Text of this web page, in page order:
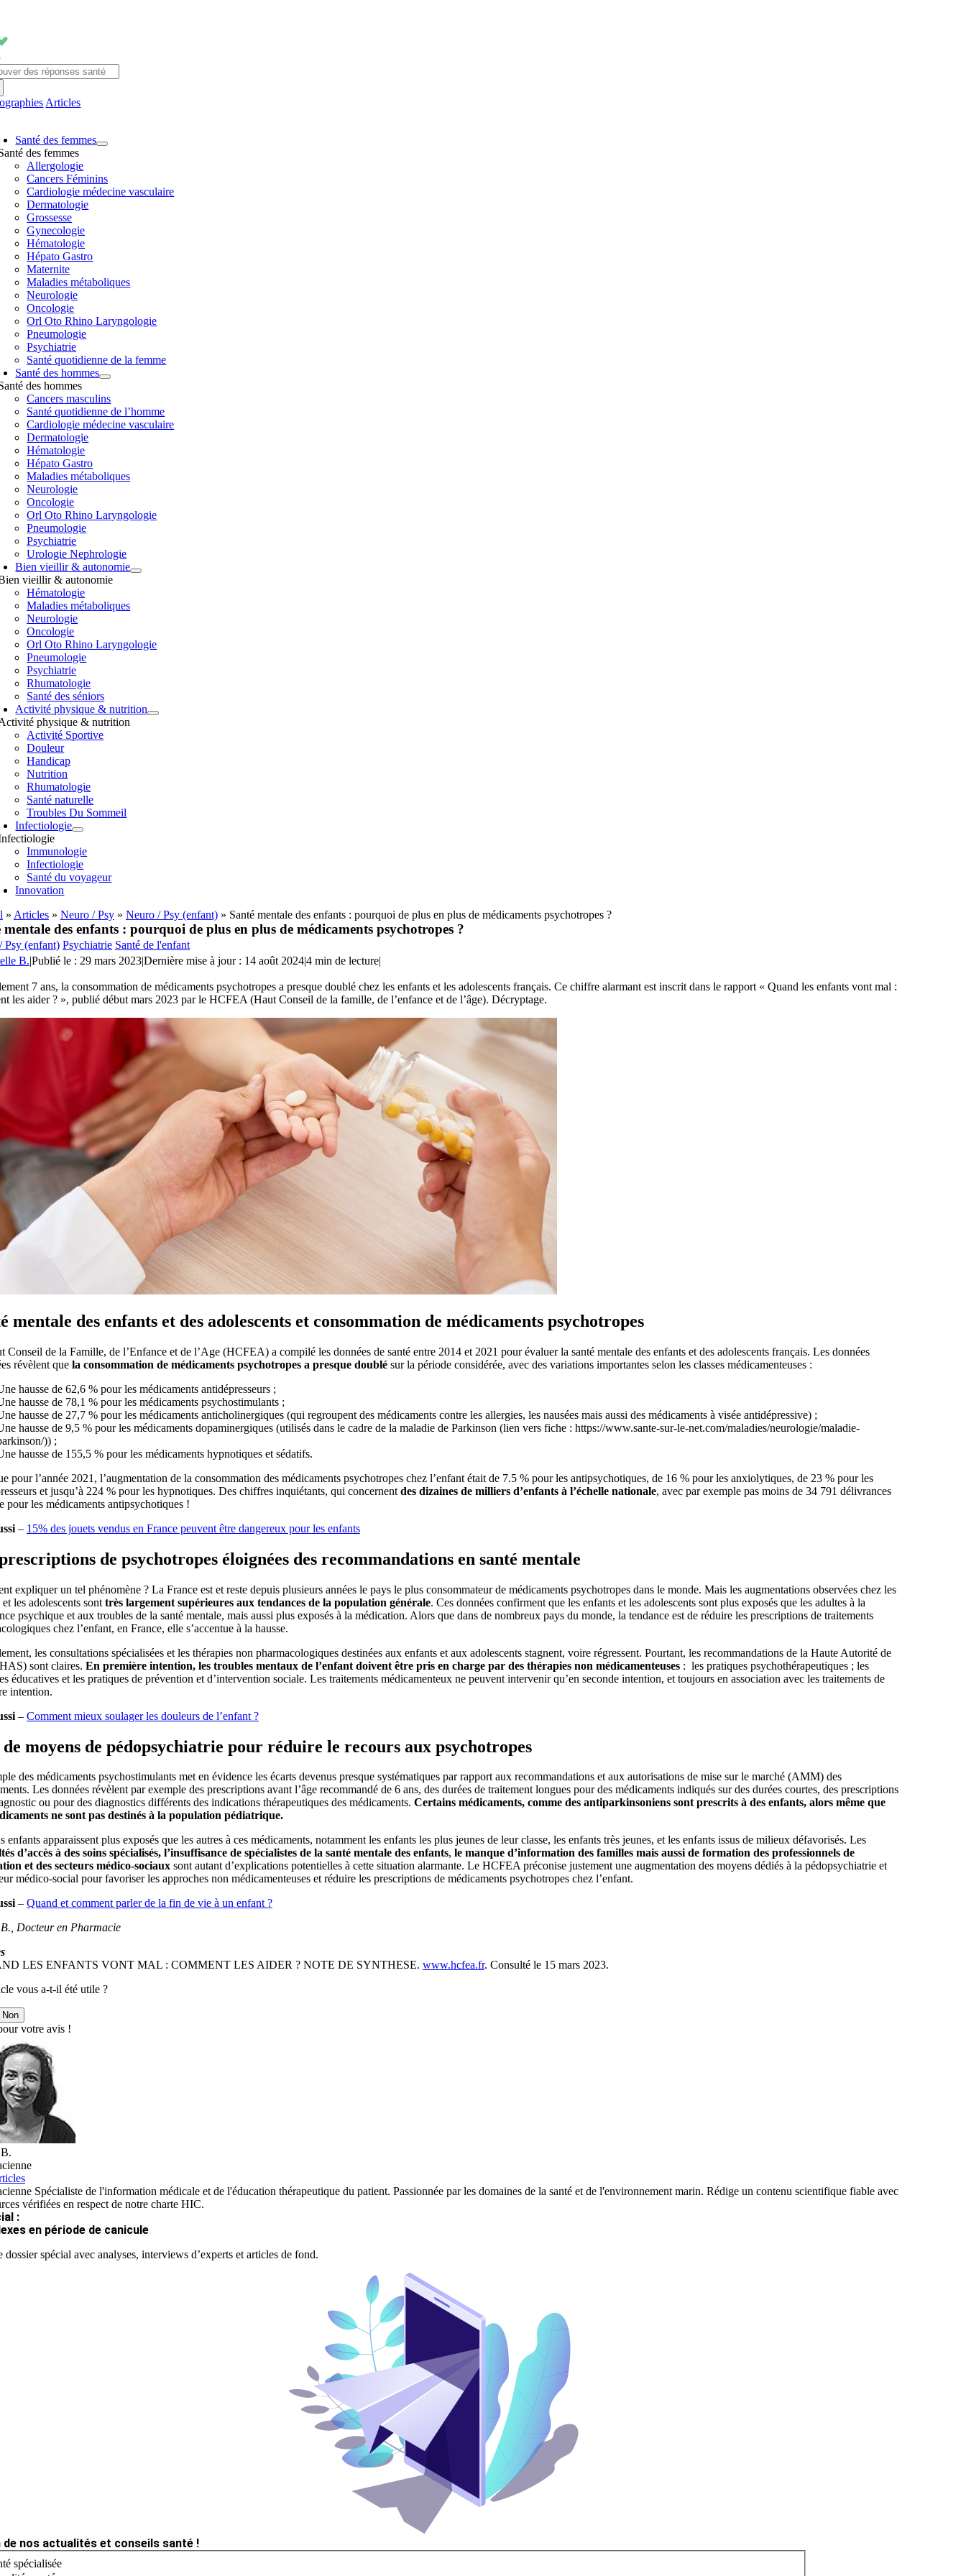
contenu
Articles
Santé des femmes
des femmes
Allergologie
Cancers Féminins
Cardiologie médecine vasculaire
Dermatologie
Grossesse
Gynecologie
Hématologie
Hépato Gastro
Maternite
Maladies métaboliques
Neurologie
Oncologie
Orl Oto Rhino Laryngologie
Pneumologie
Psychiatrie
Santé quotidienne de la femme
Santé des hommes
des hommes
Cancers masculins
Santé quotidienne de l’homme
Cardiologie médecine vasculaire
Dermatologie
Hématologie
Hépato Gastro
Maladies métaboliques
Neurologie
Oncologie
Orl Oto Rhino Laryngologie
Pneumologie
Psychiatrie
Urologie Nephrologie
Bien vieillir & autonomie
vieillir & autonomie
Hématologie
Maladies métaboliques
Neurologie
Oncologie
Orl Oto Rhino Laryngologie
Pneumologie
Psychiatrie
Rhumatologie
Santé des séniors
Activité physique & nutrition
physique & nutrition
Activité Sportive
Douleur
Handicap
Nutrition
Rhumatologie
Santé naturelle
Troubles Du Sommeil
Infectiologie
Immunologie
Infectiologie
Santé du voyageur
Innovation
» Articles» Neuro / Psy» Neuro / Psy (enfant)» Santé mentale des enfants : pourquoi de plus en plus de médicaments psychotropes ?
mentale des enfants : pourquoi de plus en plus de médicaments psychotropes ?
Psy (enfant) Psychiatrie Santé de l'enfant
B.|Publié le : 29 mars 2023|Dernière mise à jour : 14 août 2024|4 min de lecture|
7 ans, la consommation de médicaments psychotropes a presque doublé chez les enfants et les adolescents français. Ce chiffre alarmant est inscrit dans le rapport « Quand les enfants vont mal :
les aider ? », publié début mars 2023 par le HCFEA (Haut Conseil de la famille, de l’enfance et de l’âge). Décryptage.
mentale des enfants et des adolescents et consommation de médicaments psychotropes
Conseil de la Famille, de l’Enfance et de l’Age (HCFEA) a compilé les données de santé entre 2014 et 2021 pour évaluer la santé mentale des enfants et des adolescents français. Les données
révèlent que la consommation de médicaments psychotropes a presque doublésur la période considérée, avec des variations importantes selon les classes médicamenteuses :
hausse de 62,6 % pour les médicaments antidépresseurs ;
hausse de 78,1 % pour les médicaments psychostimulants ;
hausse de 27,7 % pour les médicaments anticholinergiques (qui regroupent des médicaments contre les allergies, les nausées mais aussi des médicaments à visée antidépressive) ;
hausse de 9,5 % pour les médicaments dopaminergiques (utilisés dans le cadre de la maladie de Parkinson (lien vers fiche : https://www.sante-sur-le-net.com/maladies/neurologie/maladie-
)) ;
hausse de 155,5 % pour les médicaments hypnotiques et sédatifs.
pour l’année 2021, l’augmentation de la consommation des médicaments psychotropes chez l’enfant était de 7.5 % pour les antipsychotiques, de 16 % pour les anxiolytiques, de 23 % pour les
et jusqu’à 224 % pour les hypnotiques. Des chiffres inquiétants, qui concernent des dizaines de milliers d’enfants à l’échelle nationale, avec par exemple pas moins de 34 791 délivrances
pour les médicaments antipsychotiques !
– 15% des jouets vendus en France peuvent être dangereux pour les enfants
de psychotropes éloignées des recommandations en santé mentale
expliquer un tel phénomène ? La France est et reste depuis plusieurs années le pays le plus consommateur de médicaments psychotropes dans le monde. Mais les augmentations observées chez les
les adolescents sont très largement supérieures aux tendances de la population générale. Ces données confirment que les enfants et les adolescents sont plus exposés que les adultes à la
psychique et aux troubles de la santé mentale, mais aussi plus exposés à la médication. Alors que dans de nombreux pays du monde, la tendance est de réduire les prescriptions de traitements
chez l’enfant, en France, elle s’accentue à la hausse.
les consultations spécialisées et les thérapies non pharmacologiques destinées aux enfants et aux adolescents stagnent, voire régressent. Pourtant, les recommandations de la Haute Autorité de
sont claires. En première intention, les troubles mentaux de l’enfant doivent être pris en charge par des thérapies non médicamenteuses: les pratiques psychothérapeutiques ; les
éducatives et les pratiques de prévention et d’intervention sociale. Les traitements médicamenteux ne peuvent intervenir qu’en seconde intention, et toujours en association avec les traitements de
intention.
– Comment mieux soulager les douleurs de l’enfant ?
de moyens de pédopsychiatrie pour réduire le recours aux psychotropes
des médicaments psychostimulants met en évidence les écarts devenus presque systématiques par rapport aux recommandations et aux autorisations de mise sur le marché (AMM) des
Les données révèlent par exemple des prescriptions avant l’âge recommandé de 6 ans, des durées de traitement longues pour des médicaments indiqués sur des durées courtes, des prescriptions
ou pour des diagnostics différents des indications thérapeutiques des médicaments. Certains médicaments, comme des antiparkinsoniens sont prescrits à des enfants, alors même que
ne sont pas destinés à la population pédiatrique.
enfants apparaissent plus exposés que les autres à ces médicaments, notamment les enfants les plus jeunes de leur classe, les enfants très jeunes, et les enfants issus de milieux défavorisés. Les
d’accès à des soins spécialisés, l’insuffisance de spécialistes de la santé mentale des enfants, le manque d’information des familles mais aussi de formation des professionnels de
et des secteurs médico-sociaux sont autant d’explications potentielles à cette situation alarmante. Le HCFEA préconise justement une augmentation des moyens dédiés à la pédopsychiatrie et
médico-social pour favoriser les approches non médicamenteuses et réduire les prescriptions de médicaments psychotropes chez l’enfant.
– Quand et comment parler de la fin de vie à un enfant ?
Docteur en Pharmacie
LES ENFANTS VONT MAL : COMMENT LES AIDER ? NOTE DE SYNTHESE. www.hcfea.fr. Consulté le 15 mars 2023.
vous a-t-il été utile ?
Non
votre avis !
Spécialiste de l'information médicale et de l'éducation thérapeutique du patient. Passionnée par les domaines de la santé et de l'environnement marin. Rédige un contenu scientifique fiable avec
vérifiées en respect de notre charte HIC.
:
en période de canicule
dossier spécial avec analyses, interviews d’experts et articles de fond.
de nos actualités et conseils santé !
spécialisée